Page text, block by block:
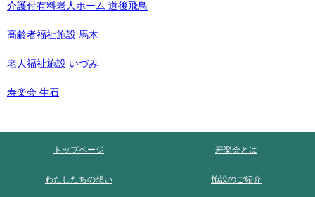
介護付有料老人ホーム 道後飛鳥
高齢者福祉施設 馬木
老人福祉施設 いづみ
寿楽会 生石
トップページ 寿楽会とは
わたしたちの想い 施設のご紹介